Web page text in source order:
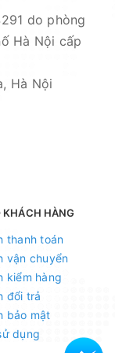
| Thu gọn
| Gốc 17.7mm |
- 2.0 | Độ
do phòng
Hà Nội cấp
Hà Nội
KHÁCH HÀNG
thanh toán
vận chuyển
kiểm hàng
đổi trả
bảo mật
dụng